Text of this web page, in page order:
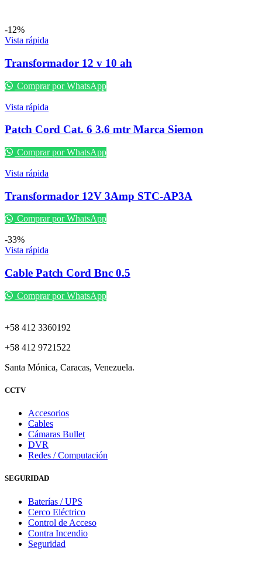
-12%
Vista rápida
Transformador 12 v 10 ah
Comprar por WhatsApp
Vista rápida
Patch Cord Cat. 6 3.6 mtr Marca Siemon
Comprar por WhatsApp
Vista rápida
Transformador 12V 3Amp STC-AP3A
Comprar por WhatsApp
-33%
Vista rápida
Cable Patch Cord Bnc 0.5
Comprar por WhatsApp
+58 412 3360192
+58 412 9721522
Santa Mónica, Caracas, Venezuela.
CCTV
Accesorios
Cables
Cámaras Bullet
DVR
Redes / Computación
SEGURIDAD
Baterías / UPS
Cerco Eléctrico
Control de Acceso
Contra Incendio
Seguridad